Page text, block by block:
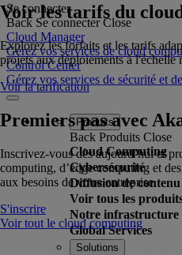
Se connecter
Back Se connecter Close
Cloud Manager
Gérez vos services de cloud
Control Center
Gérez vos services de sécurité et
Produits
Back Produits Close
Cloud Computing
Cybersécurité
Diffusion de contenu
Voir tous les
Notre infrastructure
Global Services
Voir les tarifs du
Explorez les forfaits et les tarifs
projets aux déploiements à l'échelle
Voir la tarification
Premiers pas avec
Inscrivez-vous dès aujourd’hui et
computing, d’edge computing et
aux besoins de votre entreprise.
S'inscrire
Voir tout le cloud computing
Solutions